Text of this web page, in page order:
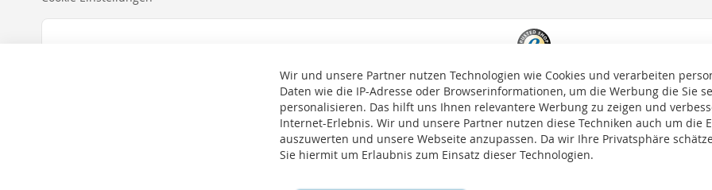
Wir und unsere Partner nutzen Technologien wie Cookies und verarbeiten
Daten wie die IP-Adresse oder Browserinformationen, um die Werbung die Sie
personalisieren. Das hilft uns Ihnen relevantere Werbung zu zeigen und
Internet-Erlebnis. Wir und unsere Partner nutzen diese Techniken auch um die
auszuwerten und unsere Webseite anzupassen. Da wir Ihre Privatsphäre
Sie hiermit um Erlaubnis zum Einsatz dieser Technologien.